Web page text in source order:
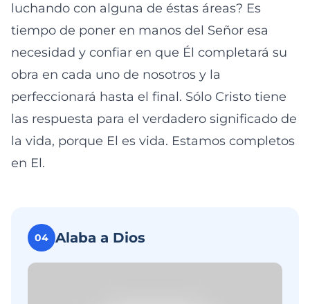
luchando con alguna de éstas áreas? Es
tiempo de poner en manos del Señor esa
necesidad y confiar en que Él completará su
obra en cada uno de nosotros y la
perfeccionará hasta el final. Sólo Cristo tiene
las respuesta para el verdadero significado de
la vida, porque El es vida. Estamos completos
en El.
04 Alaba a Dios